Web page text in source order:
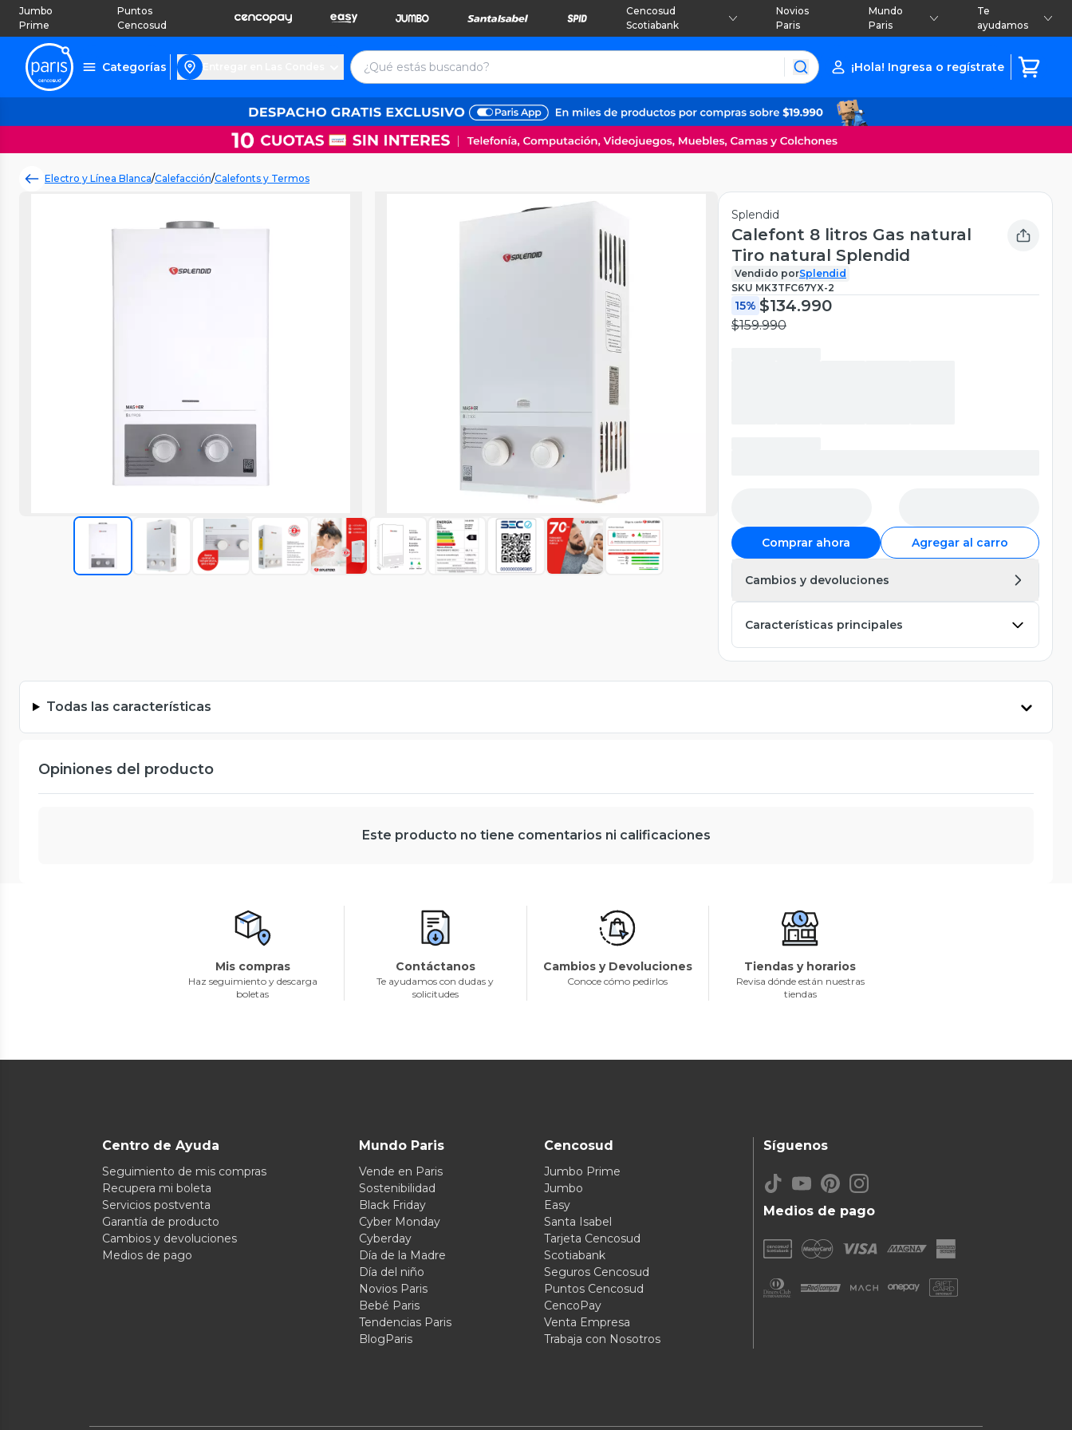
Jumbo
Prime
Puntos
Cencosud
Cencosud
Scotiabank
Novios
Paris
Mundo
Paris
Te
ayudamos
Categorías ¡Hola! Ingresa o regístrate
Electro y Línea Blanca/Calefacción/Calefonts y Termos
Splendid
Calefont 8 litros Gas natural
Tiro natural Splendid
Vendido porSplendid
SKU MK3TFC67YX-2
15% $134.990
$159.990
Comprar ahora Agregar al carro
Cambios y devoluciones
Características principales
Todas las características
Opiniones del producto
Este producto no tiene comentarios ni calificaciones
Mis compras
Haz seguimiento y descarga
boletas
Contáctanos
Te ayudamos con dudas y
solicitudes
Cambios y Devoluciones
Conoce cómo pedirlos
Tiendas y horarios
Revisa dónde están nuestras
tiendas
Centro de Ayuda
Seguimiento de mis compras
Recupera mi boleta
Servicios postventa
Garantía de producto
Cambios y devoluciones
Medios de pago
Mundo Paris
Vende en Paris
Sostenibilidad
Black Friday
Cyber Monday
Cyberday
Día de la Madre
Día del niño
Novios Paris
Bebé Paris
Tendencias Paris
BlogParis
Cencosud
Jumbo Prime
Jumbo
Easy
Santa Isabel
Tarjeta Cencosud
Scotiabank
Seguros Cencosud
Puntos Cencosud
CencoPay
Venta Empresa
Trabaja con Nosotros
Medios de pago
Síguenos